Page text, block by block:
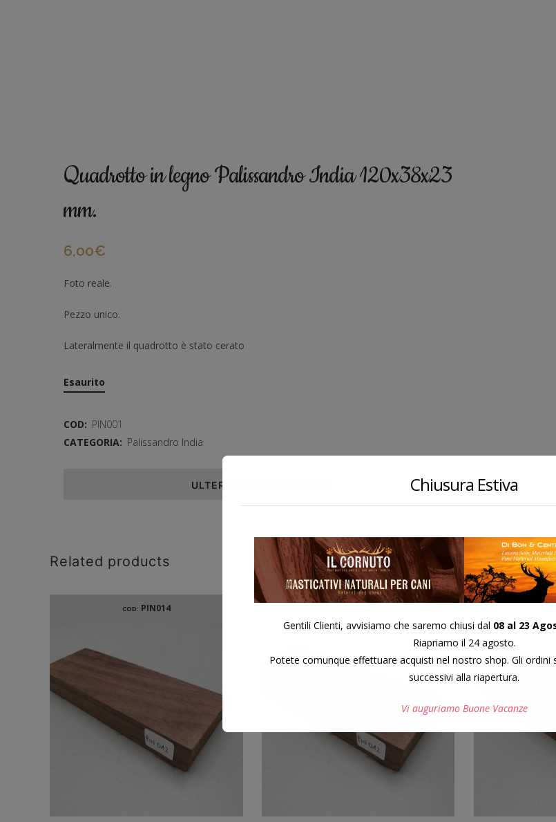
Quadrotto in legno Palissandro India 120x38x23
mm.
6,00€
Foto reale.
Pezzo unico.
Lateralmente il quadrotto è stato cerato
Esaurito
COD: PIN001
CATEGORIA: Palissandro India
ULTERIORI INFORMAZIONI
Related products
COD: PIN014
Chiusura Estiva
Gentili Clienti, avvisiamo che saremo chiusi dal 08 al 23
Riapriamo il 24 agosto.
Potete comunque effettuare acquisti nel nostro shop. Gli ordini
successivi alla riapertura.
Vi auguriamo Buone Vacanze
Questo si chiuderà in